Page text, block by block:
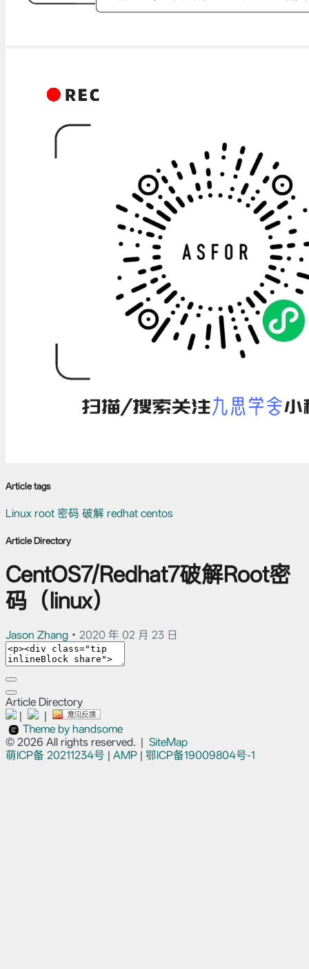
Article tags
Linux root 密码 破解 redhat centos
Article Directory
CentOS7/Redhat7破解Root密
码（linux）
Jason Zhang • 2020 年 02 月 23 日
Article Directory
|
|
Theme by handsome
© 2026 All rights reserved. | SiteMap
萌ICP备 20211234号 | AMP | 鄂ICP备19009804号-1